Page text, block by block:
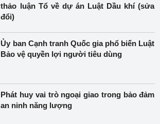
thảo luận Tổ về dự án Luật Dầu khí (sửa
đổi)
Ủy ban Cạnh tranh Quốc gia phổ biến Luật
Bảo vệ quyền lợi người tiêu dùng
Phát huy vai trò ngoại giao trong bảo đảm
an ninh năng lượng